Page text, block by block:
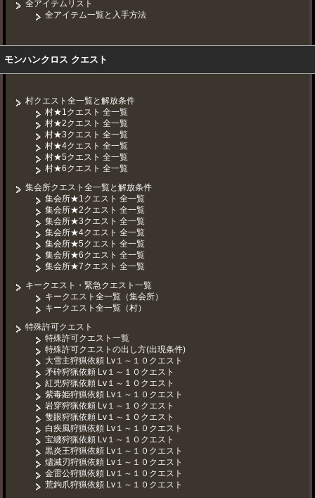
全アイテムリスト
全アイテム一覧と入手方法
モンハンクロス クエスト
村クエスト全一覧と解放条件
村★1クエスト 全一覧
村★2クエスト 全一覧
村★3クエスト 全一覧
村★4クエスト 全一覧
村★5クエスト 全一覧
村★6クエスト 全一覧
集会所クエスト全一覧と解放条件
集会所★1クエスト 全一覧
集会所★2クエスト 全一覧
集会所★3クエスト 全一覧
集会所★4クエスト 全一覧
集会所★5クエスト 全一覧
集会所★6クエスト 全一覧
集会所★7クエスト 全一覧
キークエスト・緊急クエスト一覧
キークエスト全一覧（集会所）
キークエスト全一覧（村）
特殊許可クエスト
特殊許可クエスト一覧
特殊許可クエストの出し方(出現条件)
大雪主狩猟依頼 Lv１～１０クエスト
矛砕狩猟依頼 Lv１～１０クエスト
紅兜狩猟依頼 Lv１～１０クエスト
紫毒姫狩猟依頼 Lv１～１０クエスト
岩穿狩猟依頼 Lv１～１０クエスト
隻眼狩猟依頼 Lv１～１０クエスト
白疾風狩猟依頼 Lv１～１０クエスト
宝纏狩猟依頼 Lv１～１０クエスト
黒炎王狩猟依頼 Lv１～１０クエスト
燼滅刃狩猟依頼 Lv１～１０クエスト
金雷公狩猟依頼 Lv１～１０クエスト
荒鉤爪狩猟依頼 Lv１～１０クエスト